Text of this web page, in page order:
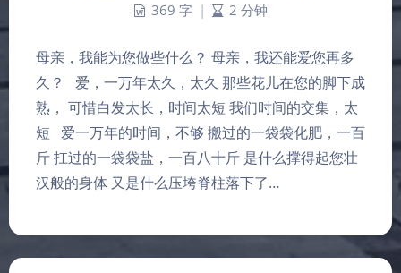
369 字 | 2 分钟
母亲，我能为您做些什么？ 母亲，我还能爱您再多
久？ 爱，一万年太久，太久 那些花儿在您的脚下成
熟， 可惜白发太长，时间太短 我们时间的交集，太
短 爱一万年的时间，不够 搬过的一袋袋化肥，一百
斤 扛过的一袋袋盐，一百八十斤 是什么撑得起您壮
汉般的身体 又是什么压垮脊柱落下了…